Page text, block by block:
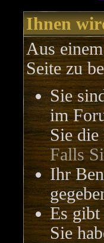
Ihnen
Aus
Seite zu
Sie
im
Sie die
Falls
Ihr
Es gibt
Sie